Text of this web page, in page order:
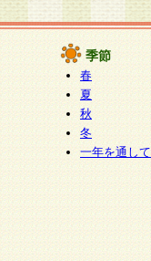
季節
春
夏
秋
冬
一年を通して